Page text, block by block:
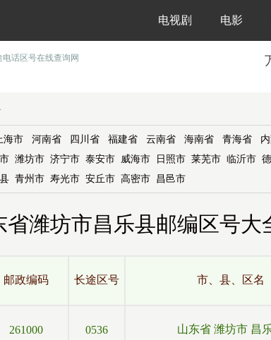
电影
电视剧
话区号在线查询网
海市 河南省 四川省 福建省 云南省 海南省 青海省
潍坊市 济宁市 泰安市 威海市 日照市 莱芜市 临沂市
青州市 寿光市 安丘市 高密市 昌邑市
省潍坊市昌乐县邮编区号大
邮政编码 长途区号 市、县、区名
261000 0536 山东省 潍坊市 昌